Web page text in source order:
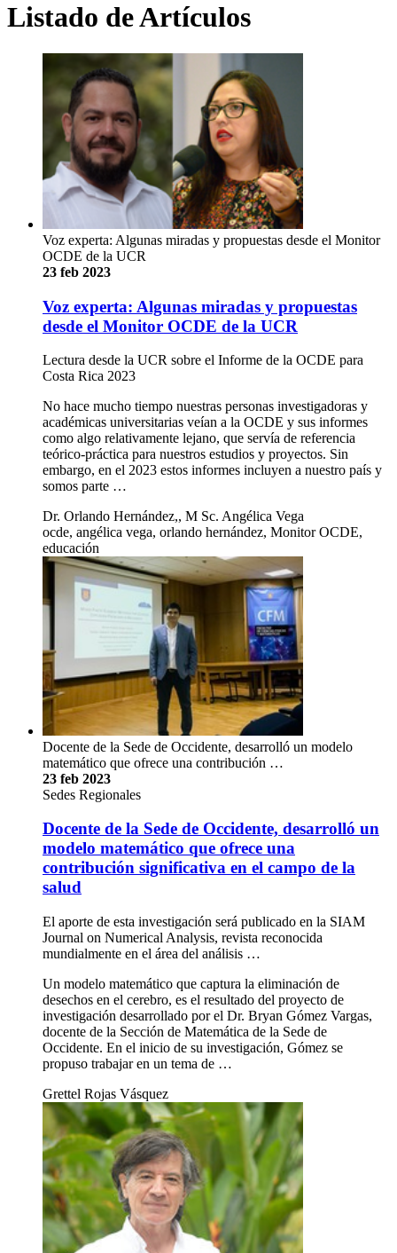
Listado de Artículos
Voz experta: Algunas miradas y propuestas desde el Monitor
OCDE de la UCR
23 feb 2023
Voz experta: Algunas miradas y propuestas
desde el Monitor OCDE de la UCR
Lectura desde la UCR sobre el Informe de la OCDE para
Costa Rica 2023
No hace mucho tiempo nuestras personas investigadoras y
académicas universitarias veían a la OCDE y sus informes
como algo relativamente lejano, que servía de referencia
teórico-práctica para nuestros estudios y proyectos. Sin
embargo, en el 2023 estos informes incluyen a nuestro país y
somos parte …
Dr. Orlando Hernández,, M Sc. Angélica Vega
ocde, angélica vega, orlando hernández, Monitor OCDE,
educación
Docente de la Sede de Occidente, desarrolló un modelo
matemático que ofrece una contribución …
23 feb 2023
Sedes Regionales
Docente de la Sede de Occidente, desarrolló un
modelo matemático que ofrece una
contribución significativa en el campo de la
salud
El aporte de esta investigación será publicado en la SIAM
Journal on Numerical Analysis, revista reconocida
mundialmente en el área del análisis …
Un modelo matemático que captura la eliminación de
desechos en el cerebro, es el resultado del proyecto de
investigación desarrollado por el Dr. Bryan Gómez Vargas,
docente de la Sección de Matemática de la Sede de
Occidente. En el inicio de su investigación, Gómez se
propuso trabajar en un tema de …
Grettel Rojas Vásquez